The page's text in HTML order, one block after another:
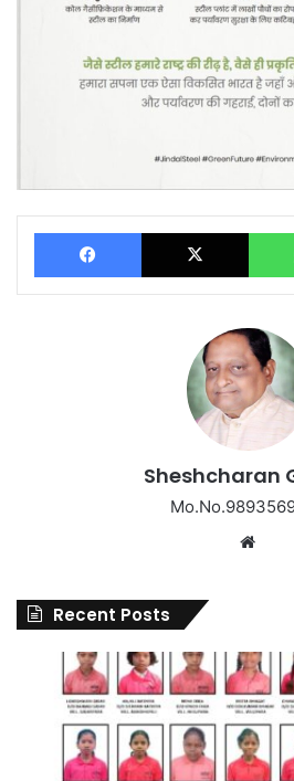
Facebook X
Sheshcharan
Recent Posts